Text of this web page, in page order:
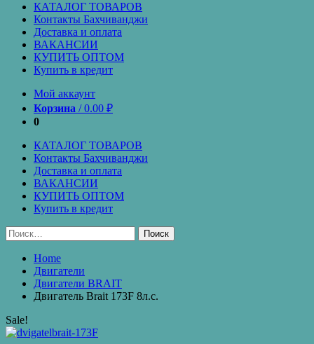
КАТАЛОГ ТОВАРОВ
Контакты Бахчиванджи
Доставка и оплата
ВАКАНСИИ
КУПИТЬ ОПТОМ
Купить в кредит
Мой аккаунт
Корзина /0.00 ₽
0
КАТАЛОГ ТОВАРОВ
Контакты Бахчиванджи
Доставка и оплата
ВАКАНСИИ
КУПИТЬ ОПТОМ
Купить в кредит
Найти:
Home
Двигатели
Двигатели BRAIT
Двигатель Brait 173F 8л.с.
Sale!